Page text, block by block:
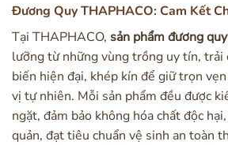
Đương Quy THAPHACO: Cam Kết
Tại THAPHACO, sản phẩm đương quy
lưỡng từ những vùng trồng uy tín, trải
biến hiện đại, khép kín để giữ trọn
vị tự nhiên. Mỗi sản phẩm đều được
ngặt, đảm bảo không hóa chất độc
quản, đạt tiêu chuẩn vệ sinh an toàn